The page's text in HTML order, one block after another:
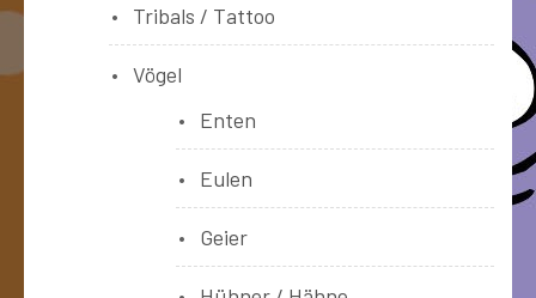
Tribals / Tattoo
Vögel
Enten
Eulen
Geier